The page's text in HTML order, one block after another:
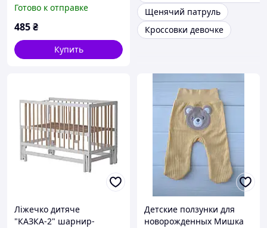
ортодонтический серый
488
Готово к отправке
485₴
Купить
Щенячий патруль
Кроссовки девочке
Ліжечко дитяче
"КАЗКА-2" шарнир-
Детские ползунки для
новорожденных Мишка